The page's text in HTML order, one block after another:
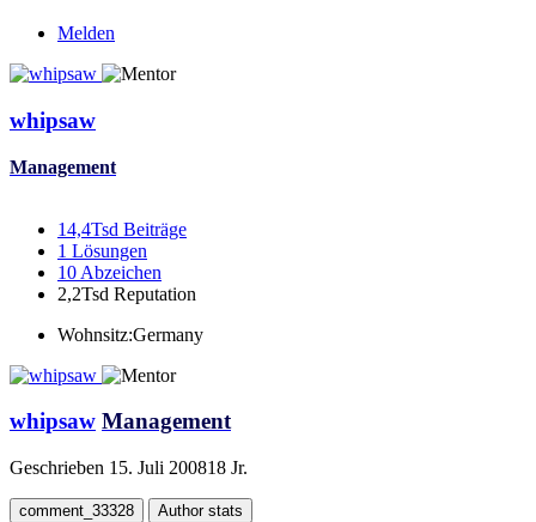
Melden
whipsaw
Management
14,4Tsd Beiträge
1 Lösungen
10 Abzeichen
2,2Tsd Reputation
Wohnsitz:Germany
whipsaw Management
Geschrieben 15. Juli 200818 Jr.
comment_33328 Author stats